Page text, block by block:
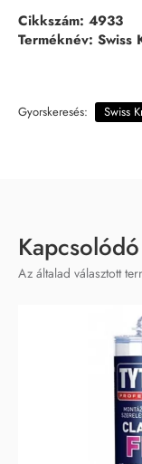
Cikkszám: 4933
Terméknév: Swiss
Gyorskeresés: Swiss
Az általad választott